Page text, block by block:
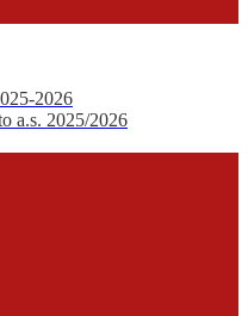
2026
a.s. 2025/2026